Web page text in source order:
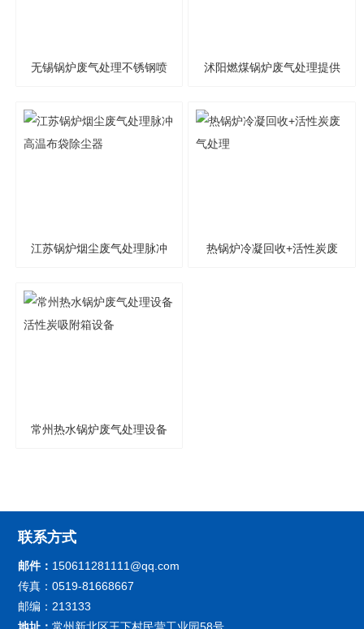
无锡锅炉废气处理不锈钢喷 沭阳燃煤锅炉废气处理提供
江苏锅炉烟尘废气处理脉冲 热锅炉冷凝回收+活性炭废
常州热水锅炉废气处理设备
联系方式
邮件： 150611281111@qq.com
传真：0519-81668667
邮编：213133